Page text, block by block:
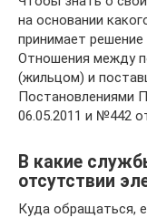
на основании
принимает
Отношения между
(жильцом) и
Постановлениями
06.05.2011 и №442
В какие
отсутствии
Куда обращаться,